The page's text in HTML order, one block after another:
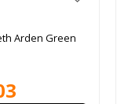
Arden Green